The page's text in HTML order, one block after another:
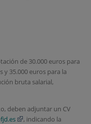
de 30.000 euros para
y 35.000 euros para la
bruta salarial,
deben adjuntar un CV
, indicando la